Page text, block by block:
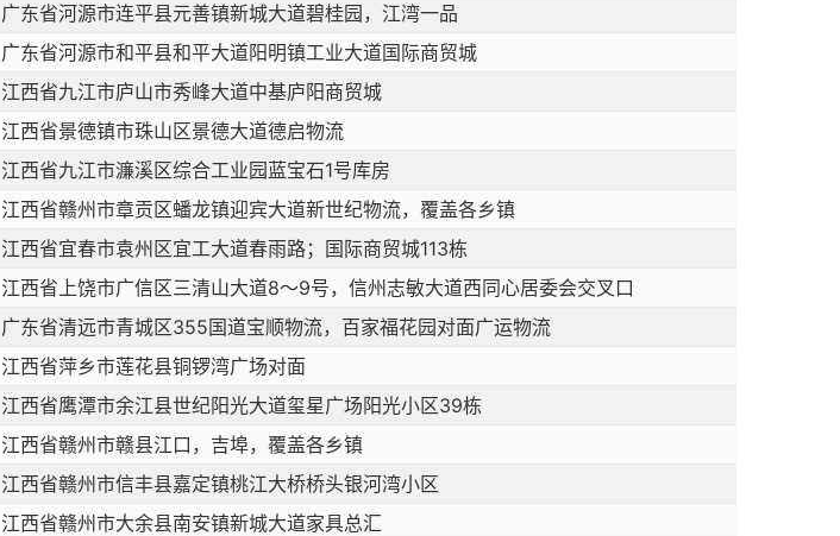
广东省河源市连平县元善镇新城大道碧桂园，江湾一品
广东省河源市和平县和平大道阳明镇工业大道国际商贸城
江西省九江市庐山市秀峰大道中基庐阳商贸城
江西省景德镇市珠山区景德大道德启物流
江西省九江市濂溪区综合工业园蓝宝石1号库房
江西省赣州市章贡区蟠龙镇迎宾大道新世纪物流，覆盖各乡镇
江西省宜春市袁州区宜工大道春雨路；国际商贸城113栋
江西省上饶市广信区三清山大道8～9号，信州志敏大道西同心居委会交叉口
广东省清远市青城区355国道宝顺物流，百家福花园对面广运物流
江西省萍乡市莲花县铜锣湾广场对面
江西省鹰潭市余江县世纪阳光大道玺星广场阳光小区39栋
江西省赣州市赣县江口，吉埠，覆盖各乡镇
江西省赣州市信丰县嘉定镇桃江大桥桥头银河湾小区
江西省赣州市大余县南安镇新城大道家具总汇